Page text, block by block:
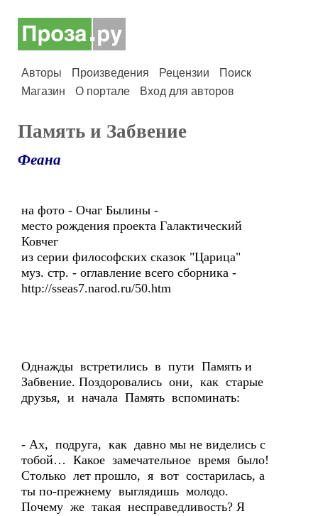
Авторы Произведения Рецензии
Поиск
Магазин
О портале Вход для авторов
Память и Забвение
Феана
на фото - Очаг Былины -
место рождения проекта Галактический
Ковчег
из серии философских сказок "Царица"
муз. стр. - оглавление всего сборника -
http://sseas7.narod.ru/50.htm
Однажды встретились в пути Память и
Забвение. Поздоровались они, как старые
друзья, и начала Память вспоминать:
- Ах, подруга, как давно мы не виделись с
тобой… Какое замечательное время было!
Столько лет прошло, я вот состарилась, а
ты по-прежнему выглядишь молодо.
Почему же такая несправедливость? Я